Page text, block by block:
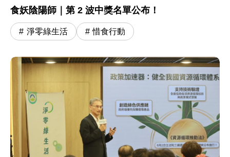
食妖陰陽師｜第 2 波中獎名單公布！
淨零綠生活 惜食行動